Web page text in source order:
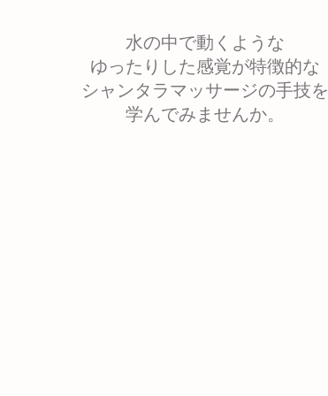
水の中で動くような
ゆったりした感覚が特徴的な
シャンタラマッサージの手技を
学んでみませんか。